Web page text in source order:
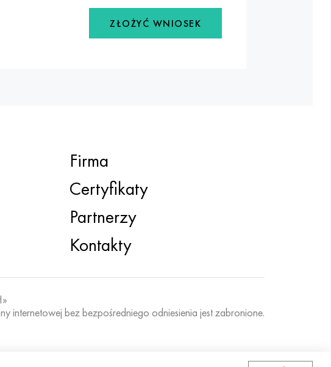
ZŁOŻYĆ WNIOSEK
Firma
Certyfikaty
Partnerzy
Kontakty
internetowej bez bezpośredniego odniesienia jest zabronione.